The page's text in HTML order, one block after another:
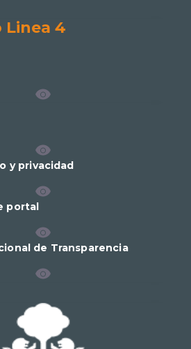
Proyecto
Linea
Proyecto
Linea
Linea 4
y privacidad
portal
de Transparencia